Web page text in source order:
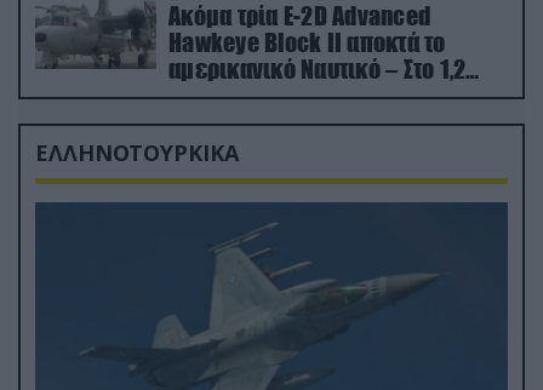
Ακόμα τρία E-2D Advanced
Hawkeye Block II αποκτά το
αμερικανικό Ναυτικό – Στο 1,2
δισ.δολάρια το κόστος
ΕΛΛΗΝΟΤΟΥΡΚΙΚΑ